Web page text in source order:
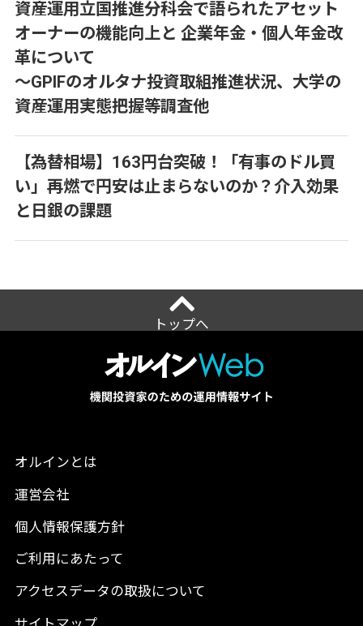
資産運用立国推進分科会で語られたアセット
オーナーの機能向上と 企業年金・個人年金改
革について
～GPIFのオルタナ投資取組推進状況、大学の
資産運用実態把握等調査他
【為替相場】163円台突破！「有事のドル買
い」再燃で円安は止まらないのか？介入効果
と日銀の課題
トップへ
オルインとは
運営会社
個人情報保護方針
ご利用にあたって
アクセスデータの取扱について